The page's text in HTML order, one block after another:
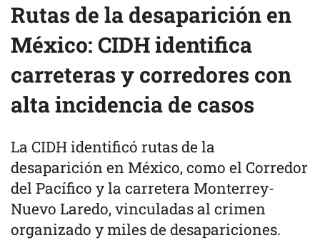
Rutas de la desaparición en
México: CIDH identifica
carreteras y corredores con
alta incidencia de casos
La CIDH identificó rutas de la
desaparición en México, como el Corredor
del Pacífico y la carretera Monterrey-
Nuevo Laredo, vinculadas al crimen
organizado y miles de desapariciones.